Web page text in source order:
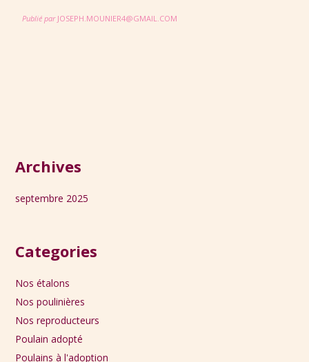
Publié par JOSEPH.MOUNIER4@GMAIL.COM
Archives
septembre 2025
Categories
Nos étalons
Nos poulinières
Nos reproducteurs
Poulain adopté
Poulains à l'adoption